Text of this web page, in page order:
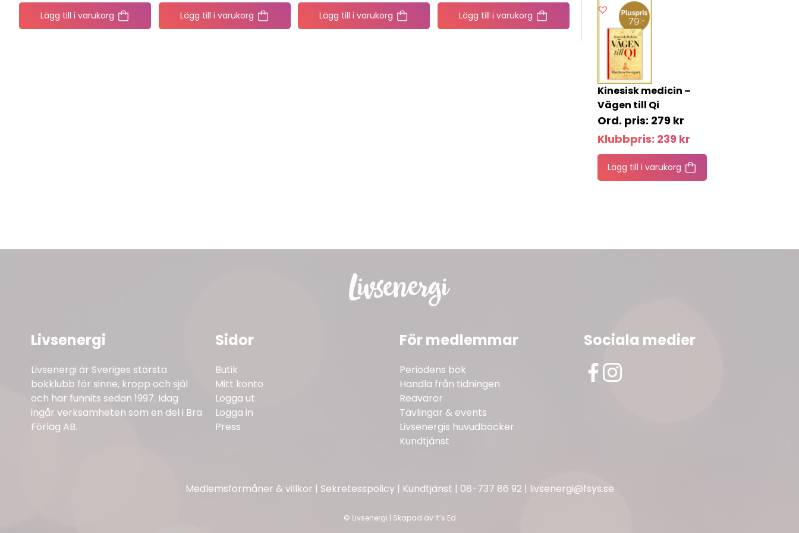
Lägg till i varukorg Lägg till i varukorg Lägg till i varukorg Lägg till i varukorg
Kinesisk medicin –
Vägen till Qi
279 kr
Klubbpris: 239 kr
Lägg till i varukorg
Livsenergi
Livsenergi är Sveriges största
bokklubb för sinne, kropp och själ
och har funnits sedan 1997. Idag
ingår verksamheten som en del i Bra
Förlag AB.
Sidor
Butik
Mitt konto
Logga ut
Logga in
Press
För medlemmar
Periodens bok
Handla från tidningen
Reavaror
Tävlingar & events
Livsenergis huvudböcker
Kundtjänst
Sociala medier
Medlemsförmåner & villkor | Sekretesspolicy| Kundtjänst | 08-737 86 92| livsenergi@fsys.se
© Livsenergi | Skapad av It’s Ed